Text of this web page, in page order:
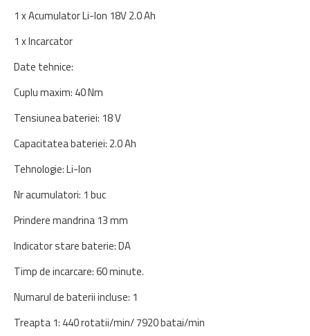
1 x Acumulator Li-Ion 18V 2.0 Ah
1 x Incarcator
Date tehnice:
Cuplu maxim: 40 Nm
Tensiunea bateriei: 18 V
Capacitatea bateriei: 2.0 Ah
Tehnologie: Li-Ion
Nr acumulatori: 1 buc
Prindere mandrina 13 mm
Indicator stare baterie: DA
Timp de incarcare: 60 minute.
Numarul de baterii incluse: 1
Treapta 1: 440 rotatii/min/ 7920 batai/min